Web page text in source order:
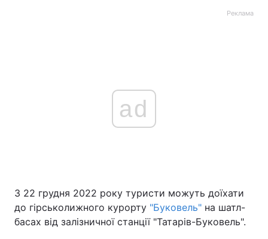
Реклама
ad
З 22 грудня 2022 року туристи можуть доїхати
до гірськолижного курорту "Буковель" на шатл-
басах від залізничної станції "Татарів-Буковель".